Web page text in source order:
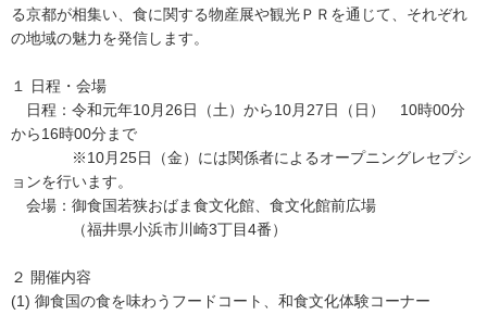
る京都が相集い、食に関する物産展や観光ＰＲを通じて、それぞれ
の地域の魅力を発信します。
１ 日程・会場
日程：令和元年10月26日（土）から10月27日（日） 10時00分
から16時00分まで
※10月25日（金）には関係者によるオープニングレセプシ
ョンを行います。
会場：御食国若狭おばま食文化館、食文化館前広場
（福井県小浜市川崎3丁目4番）
２ 開催内容
(1) 御食国の食を味わうフードコート、和食文化体験コーナー